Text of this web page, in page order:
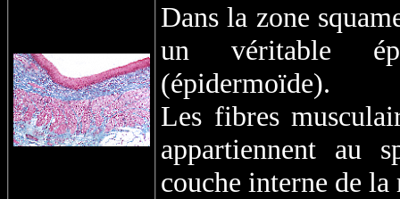
Dans la zone
un véritable
(épidermoïde).
Les fibres
appartiennent au
couche interne de